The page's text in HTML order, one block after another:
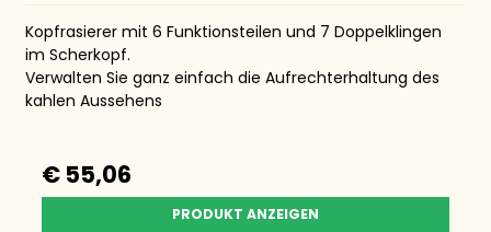
Kopfrasierer mit 6 Funktionsteilen und 7 Doppelklingen
im Scherkopf.
Verwalten Sie ganz einfach die Aufrechterhaltung des
kahlen Aussehens
€ 55,06
PRODUKT ANZEIGEN